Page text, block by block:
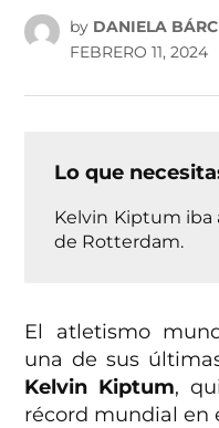
by DANIELA
FEBRERO 11, 2024
Lo que
Kelvin Kiptum iba
de Rotterdam.
El atletismo
una de sus
Kelvin Kiptum,
récord mundial en